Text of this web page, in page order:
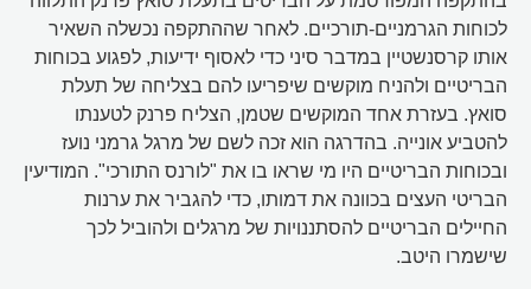
לכוחות הגרמניים-תורכיים. לאחר שההתקפה נכשלה השאיר
אותו קרסנשטיין במדבר סיני כדי לאסוף ידיעות, לפגוע בכוחות
הבריטיים ולהניח מוקשים שיפריעו להם בצליחה של תעלת
סואץ. בעזרת אחד המוקשים שטמן, הצליח פרנק לטענתו
להטביע אונייה. בהדרגה הוא זכה לשם של מרגל גרמני נועז
ובכוחות הבריטיים היו מי שראו בו את "לורנס התורכי". המודיעין
הבריטי העצים בכוונה את דמותו, כדי להגביר את ערנות
החיילים הבריטיים להסתננויות של מרגלים ולהוביל לכך
שישמרו היטב.